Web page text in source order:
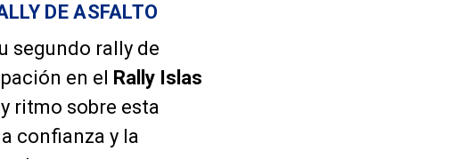
DE ASFALTO
segundo rally de
en el
Rally Islas
ritmo sobre esta
confianza y la